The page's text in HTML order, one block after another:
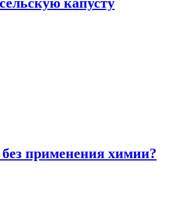
капусту
применения химии?